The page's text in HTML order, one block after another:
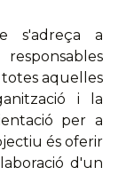
s'adreça a
responsables
totes aquelles
i la
per a
és oferir
d'un